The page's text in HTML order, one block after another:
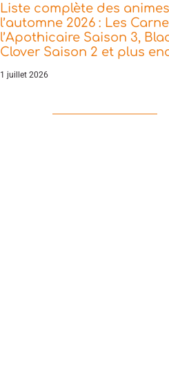
Liste complète des
l’automne 2026 : Les
l’Apothicaire Saison 3,
Clover Saison 2 et plus
1 juillet 2026